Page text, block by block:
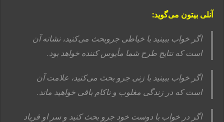
آنلی بیتون می‌گوید:
اگر خواب ببینید با خیاطی جروبحث می‌کنید، نشانه آن
است که نتایج طرح شما مأیوس کننده خواهد بود.
اگر خواب ببینید با زنی جرو بحث می‌کنید، علامت آن
است که در زندگی مغلوب و ناکام باقی خواهید ماند.
اگر در خواب با دوست خود جرو بحث کنید و سر او فریاد